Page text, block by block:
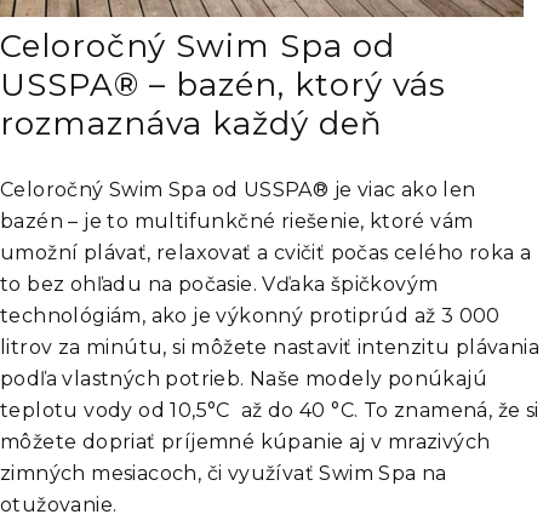
Celoročný Swim Spa od
USSPA® – bazén, ktorý vás
rozmaznáva každý deň
Celoročný Swim Spa od USSPA® je viac ako len
bazén – je to multifunkčné riešenie, ktoré vám
umožní plávať, relaxovať a cvičiť počas celého roka a
to bez ohľadu na počasie. Vďaka špičkovým
technológiám, ako je výkonný protiprúd až 3 000
litrov za minútu, si môžete nastaviť intenzitu plávania
podľa vlastných potrieb. Naše modely ponúkajú
teplotu vody od 10,5°C až do 40 °C. To znamená, že si
môžete dopriať príjemné kúpanie aj v mrazivých
zimných mesiacoch, či využívať Swim Spa na
otužovanie.